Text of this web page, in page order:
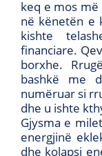
keq e mos më
në kënetën e
kishte
financiare.
borxhe.
bashkë me
numëruar si
dhe u ishte
Gjysma e
energjinë
dhe kolapsi